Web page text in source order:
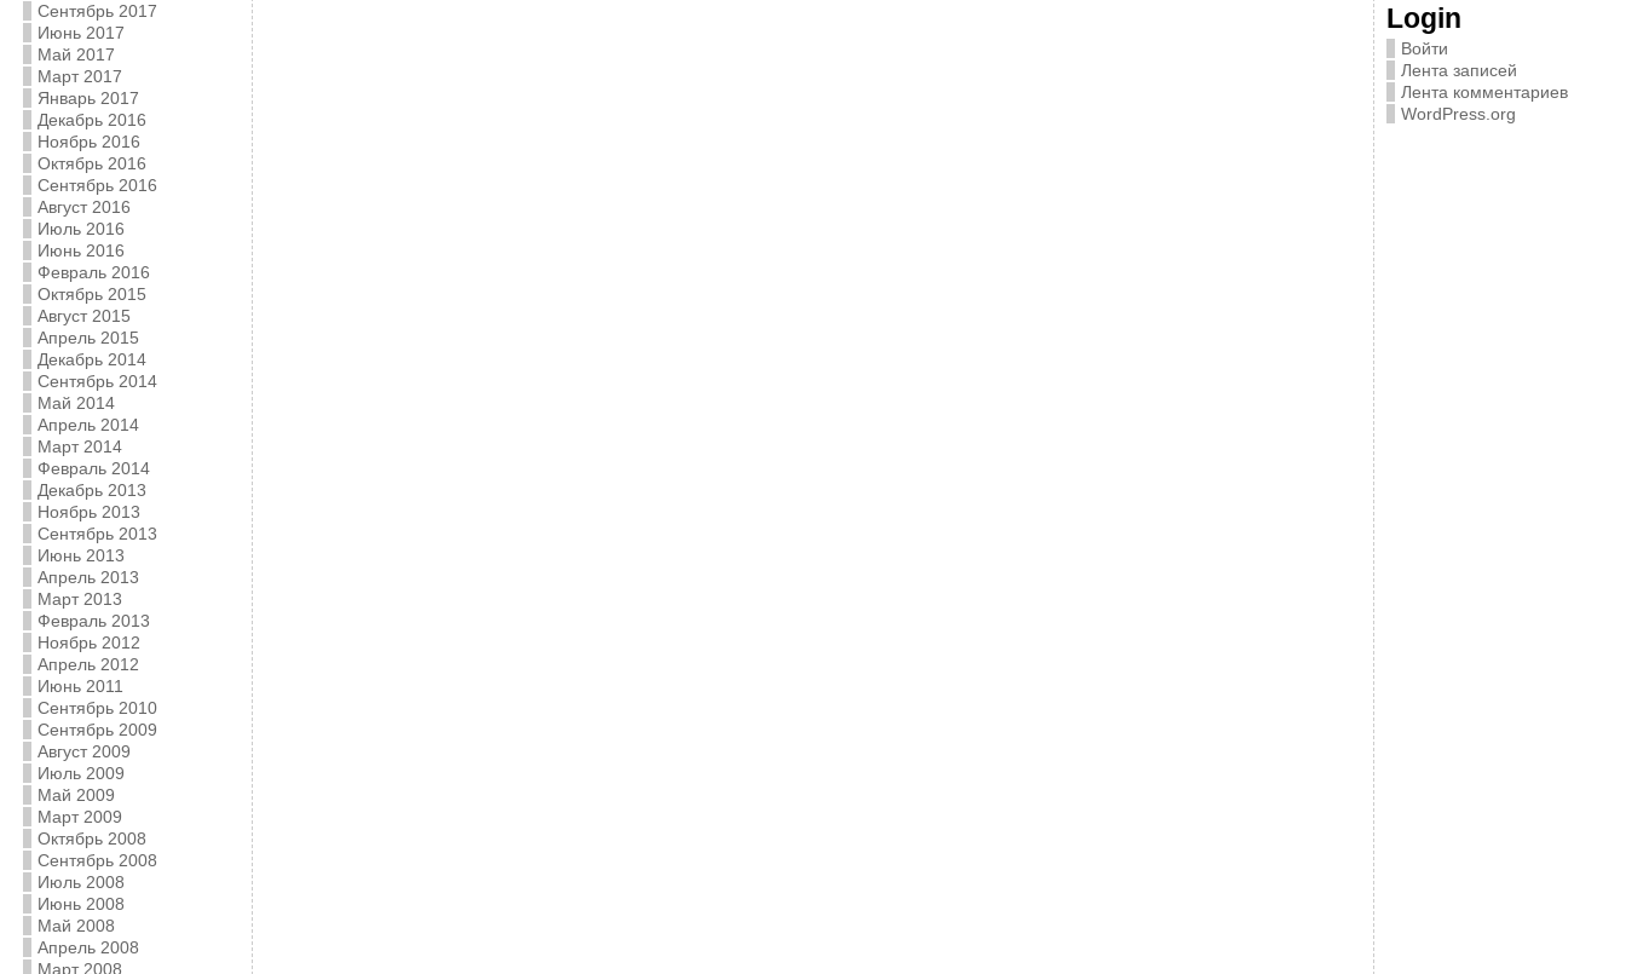
Сентябрь 2017
Июнь 2017
Май 2017
Март 2017
Январь 2017
Декабрь 2016
Ноябрь 2016
Октябрь 2016
Сентябрь 2016
Август 2016
Июль 2016
Июнь 2016
Февраль 2016
Октябрь 2015
Август 2015
Апрель 2015
Декабрь 2014
Сентябрь 2014
Май 2014
Апрель 2014
Март 2014
Февраль 2014
Декабрь 2013
Ноябрь 2013
Сентябрь 2013
Июнь 2013
Апрель 2013
Март 2013
Февраль 2013
Ноябрь 2012
Апрель 2012
Июнь 2011
Сентябрь 2010
Сентябрь 2009
Август 2009
Июль 2009
Май 2009
Март 2009
Октябрь 2008
Сентябрь 2008
Июль 2008
Июнь 2008
Май 2008
Апрель 2008
Март 2008
Login
Войти
Лента записей
Лента комментариев
WordPress.org